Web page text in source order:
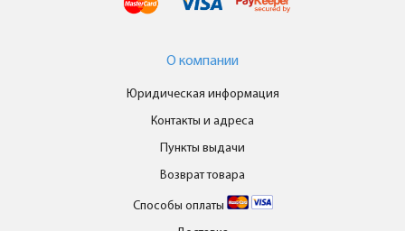
О компании
Юридическая информация
Контакты и адреса
Пункты выдачи
Возврат товара
Способы оплаты